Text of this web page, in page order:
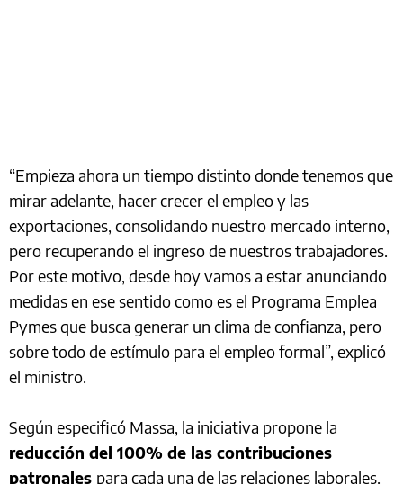
“Empieza ahora un tiempo distinto donde tenemos que
mirar adelante, hacer crecer el empleo y las
exportaciones, consolidando nuestro mercado interno,
pero recuperando el ingreso de nuestros trabajadores.
Por este motivo, desde hoy vamos a estar anunciando
medidas en ese sentido como es el Programa Emplea
Pymes que busca generar un clima de confianza, pero
sobre todo de estímulo para el empleo formal”, explicó
el ministro.
Según especificó Massa, la iniciativa propone la
reducción del 100% de las contribuciones
patronales para cada una de las relaciones laborales.